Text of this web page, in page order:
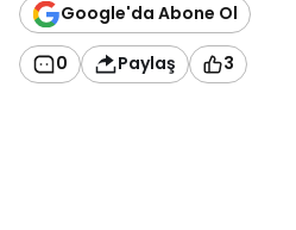
Google'da Abone Ol
0 Paylaş 3